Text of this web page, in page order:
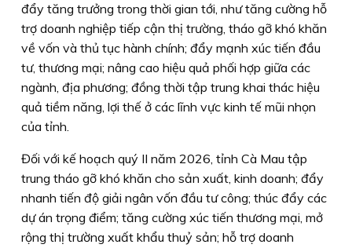
đẩy tăng trưởng trong thời gian tới, như tăng cường hỗ
trợ doanh nghiệp tiếp cận thị trường, tháo gỡ khó khăn
về vốn và thủ tục hành chính; đẩy mạnh xúc tiến đầu
tư, thương mại; nâng cao hiệu quả phối hợp giữa các
ngành, địa phương; đồng thời tập trung khai thác hiệu
quả tiềm năng, lợi thế ở các lĩnh vực kinh tế mũi nhọn
của tỉnh.
Đối với kế hoạch quý II năm 2026, tỉnh Cà Mau tập
trung tháo gỡ khó khăn cho sản xuất, kinh doanh; đẩy
nhanh tiến độ giải ngân vốn đầu tư công; thúc đẩy các
dự án trọng điểm; tăng cường xúc tiến thương mại, mở
rộng thị trường xuất khẩu thuỷ sản; hỗ trợ doanh